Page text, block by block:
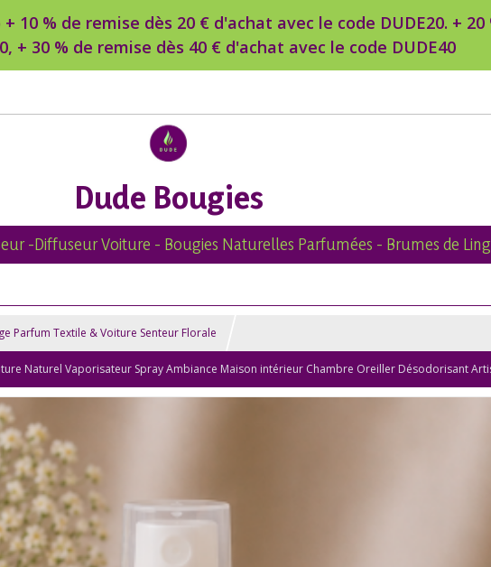
10 % de remise dès 20 € d'achat avec le code DUDE20. +
+ 30 % de remise dès 40 € d'achat avec le code DUDE40
Dude Bougies
-Diffuseur Voiture - Bougies Naturelles Parfumées - Brumes de
Parfum Textile & Voiture Senteur Florale
Naturel Vaporisateur Spray Ambiance Maison intérieur Chambre Oreiller Désodorisant